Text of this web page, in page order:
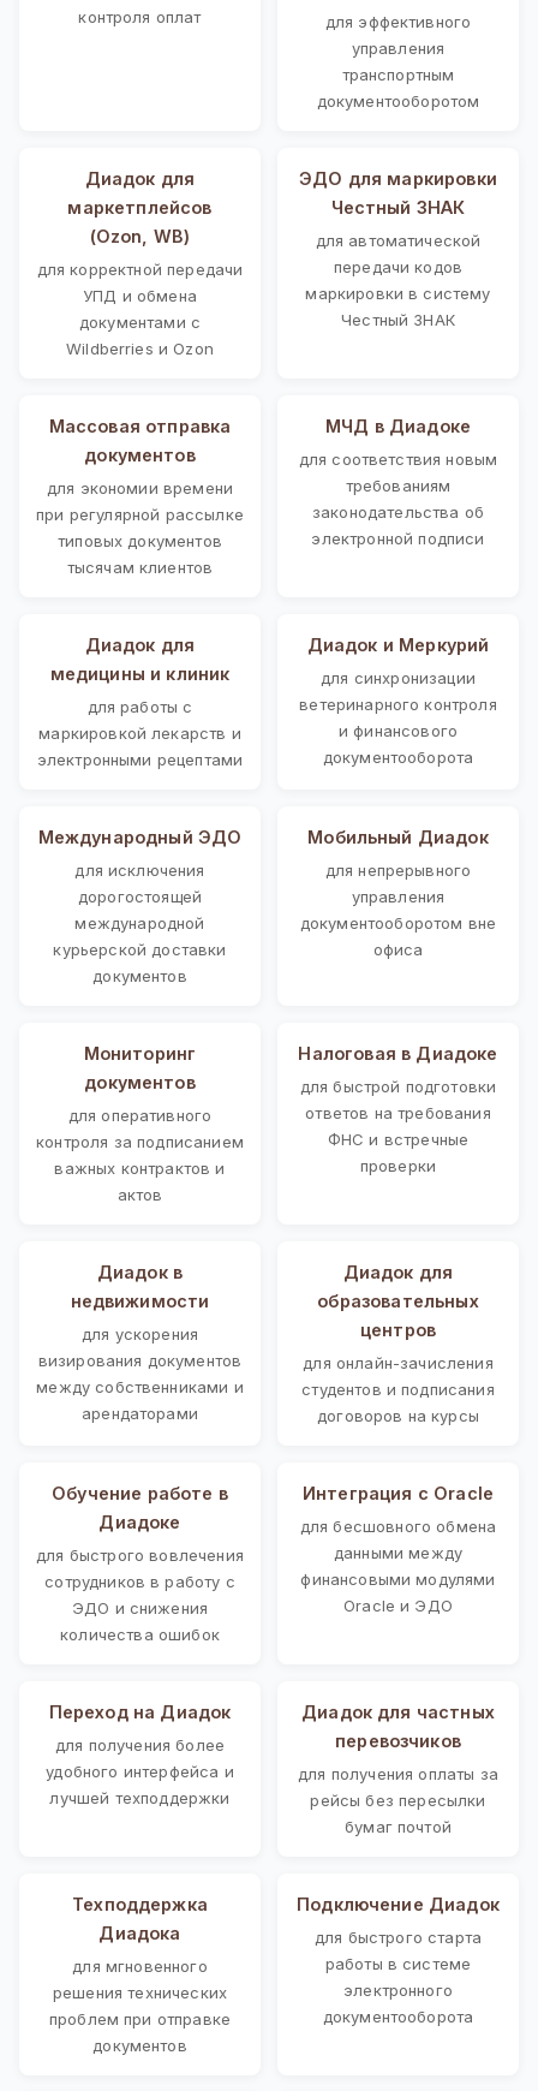
контроля оплат
для эффективного
управления
транспортным
документооборотом
Диадок для
маркетплейсов
(Ozon, WB)
для корректной передачи
УПД и обмена
документами с
Wildberries и Ozon
ЭДО для маркировки
Честный ЗНАК
для автоматической
передачи кодов
маркировки в систему
Честный ЗНАК
Массовая отправка
документов
для экономии времени
при регулярной рассылке
типовых документов
тысячам клиентов
МЧД в Диадоке
для соответствия новым
требованиям
законодательства об
электронной подписи
Диадок для
медицины и клиник
для работы с
маркировкой лекарств и
электронными рецептами
Диадок и Меркурий
для синхронизации
ветеринарного контроля
и финансового
документооборота
Международный ЭДО
для исключения
дорогостоящей
международной
курьерской доставки
документов
Мобильный Диадок
для непрерывного
управления
документооборотом вне
офиса
Мониторинг
документов
для оперативного
контроля за подписанием
важных контрактов и
актов
Налоговая в Диадоке
для быстрой подготовки
ответов на требования
ФНС и встречные
проверки
Диадок в
недвижимости
для ускорения
визирования документов
между собственниками и
арендаторами
Диадок для
образовательных
центров
для онлайн-зачисления
студентов и подписания
договоров на курсы
Обучение работе в
Диадоке
для быстрого вовлечения
сотрудников в работу с
ЭДО и снижения
количества ошибок
Интеграция с Oracle
для бесшовного обмена
данными между
финансовыми модулями
Oracle и ЭДО
Переход на Диадок
для получения более
удобного интерфейса и
лучшей техподдержки
Диадок для частных
перевозчиков
для получения оплаты за
рейсы без пересылки
бумаг почтой
Техподдержка
Диадока
для мгновенного
решения технических
проблем при отправке
документов
Подключение Диадок
для быстрого старта
работы в системе
электронного
документооборота